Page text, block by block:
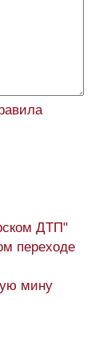
ДТП"
переходе
мину